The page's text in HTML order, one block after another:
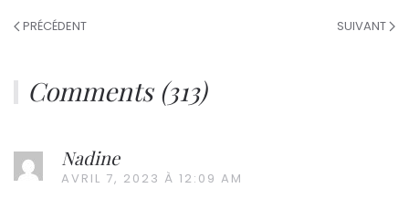
PRÉCÉDENT SUIVANT
Comments (313)
Nadine
AVRIL 7, 2023 À 12:09 AM